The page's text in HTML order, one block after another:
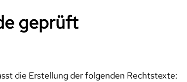
geprüft
die Erstellung der folgenden Rechtstexte: